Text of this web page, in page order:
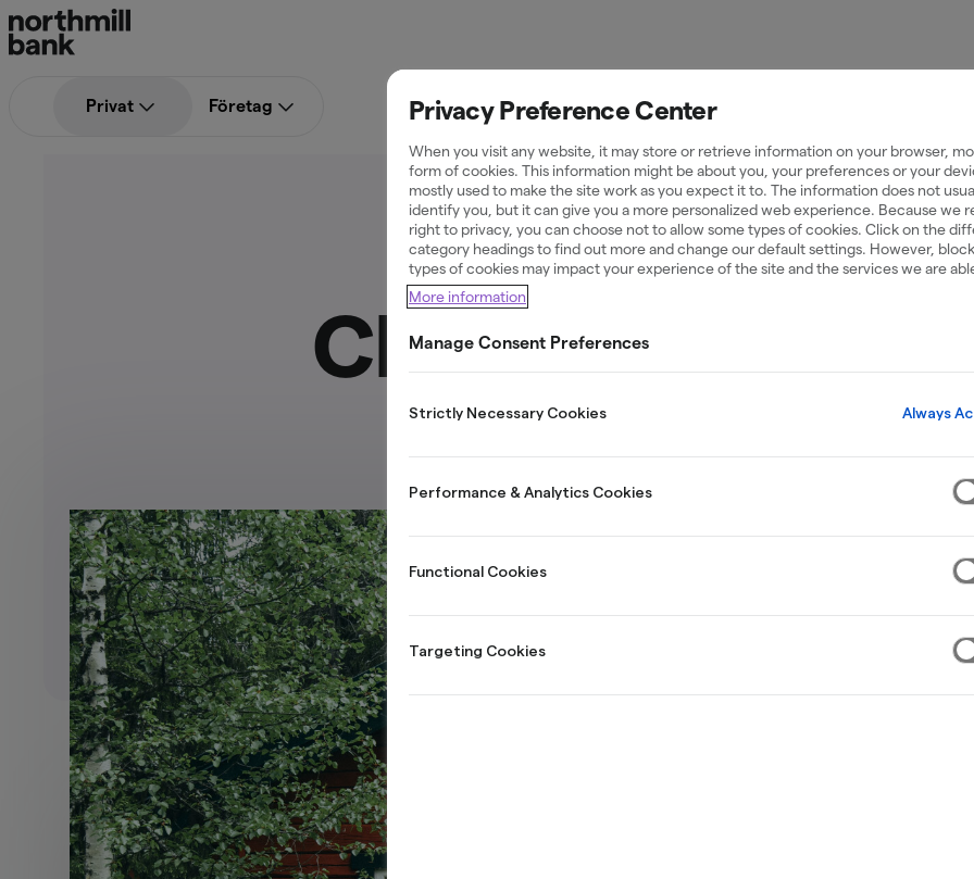
Privat Företag
Bolån 26 May 2026
Checklista inför
Privacy Preference Center
When you visit any website, it may store or retrieve information on your browser,
form of cookies. This information might be about you, your preferences or your
mostly used to make the site work as you expect it to. The information does not
identify you, but it can give you a more personalized web experience. Because we
right to privacy, you can choose not to allow some types of cookies. Click on the
category headings to find out more and change our default settings. However,
types of cookies may impact your experience of the site and the services we are
More information
Manage Consent Preferences
Strictly Necessary Cookies Always
Performance & Analytics Cookies
Functional Cookies
Targeting Cookies